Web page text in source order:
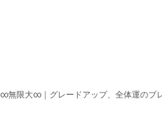
∞無限大∞｜グレードアップ、全体運のブ